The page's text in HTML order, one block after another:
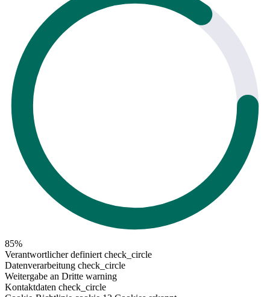
85%
Verantwortlicher definiert check_circle
Datenverarbeitung check_circle
Weitergabe an Dritte warning
Kontaktdaten check_circle